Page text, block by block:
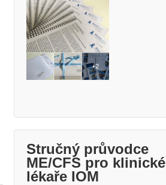
Stručný průvodce
ME/CFS pro klinické
lékaře IOM